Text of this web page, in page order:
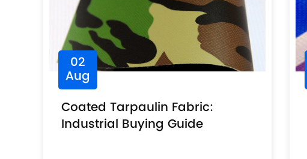
02
Aug
Coated Tarpaulin Fabric:
Industrial Buying Guide